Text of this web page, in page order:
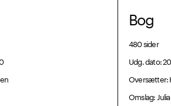
Bog
480 sider
Udg. dato:
Oversætter:
Omslag: